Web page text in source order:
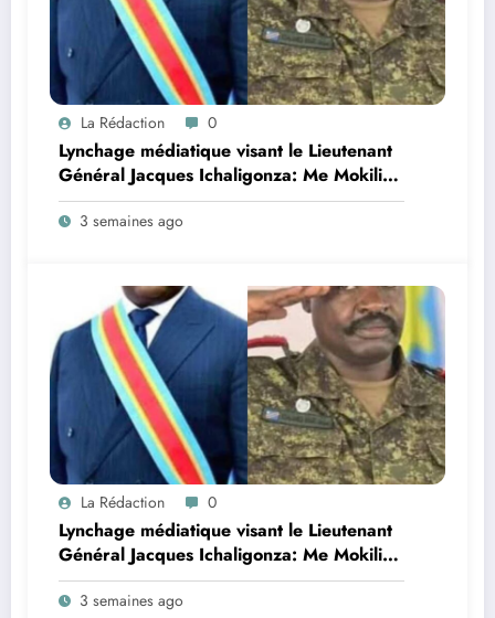
La Rédaction 0
Lynchage médiatique visant le Lieutenant
Général Jacques Ichaligonza: Me Mokili
Mungunuti David attend l’intervention
urgente du Chef de l’Etat !
3 semaines ago
La Rédaction 0
Lynchage médiatique visant le Lieutenant
Général Jacques Ichaligonza: Me Mokili
Mungunuti David attend l’intervention
urgente du Chef de l’Etat !
3 semaines ago